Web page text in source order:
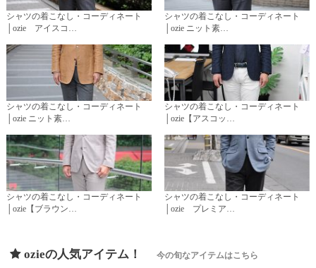
シャツの着こなし・コーディネート
│ozie アイスコ…
シャツの着こなし・コーディネート
│ozie ニット素…
シャツの着こなし・コーディネート
│ozie ニット素…
シャツの着こなし・コーディネート
│ozie【アスコッ…
シャツの着こなし・コーディネート
│ozie【ブラウン…
シャツの着こなし・コーディネート
│ozie プレミア…
ozieの人気アイテム！ 今の旬なアイテムはこちら